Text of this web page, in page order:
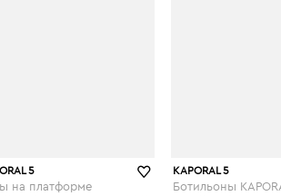
5
на платформе
KAPORAL 5